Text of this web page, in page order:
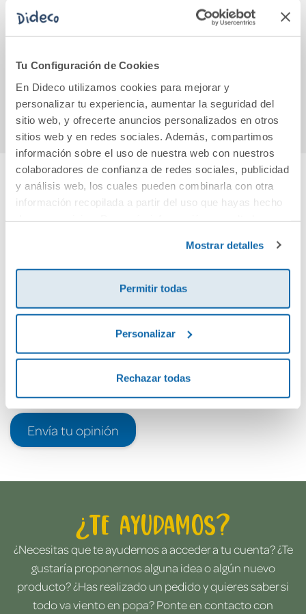
Tu Configuración de Cookies
En Dideco utilizamos cookies para mejorar y
personalizar tu experiencia, aumentar la seguridad del
sitio web, y ofrecerte anuncios personalizados en otros
sitios web y en redes sociales. Además, compartimos
información sobre el uso de nuestra web con nuestros
colaboradores de confianza de redes sociales, publicidad
y análisis web, los cuales pueden combinarla con otra
información recopilada a partir del uso que hayas hecho
Mostrar detalles
Permitir todas
Personalizar
Rechazar todas
L&d 1 la tour eiffel
8,40€
Comprar
TESS OF THE D
URBERVILLES.BUR
Comprar
Cuéntanos tu opinión
Debes iniciar sesión para poder valorarlo
Envía tu opinión
¿Te ayudamos?
¿Necesitas que te ayudemos a acceder a tu cuenta? ¿Te
gustaría proponernos alguna idea o algún nuevo
producto? ¿Has realizado un pedido y quieres saber si
todo va viento en popa? Ponte en contacto con